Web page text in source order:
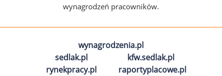
wynagrodzeń pracowników.
wynagrodzenia.pl
sedlak.pl
kfw.sedlak.pl
rynekpracy.pl
raportyplacowe.pl